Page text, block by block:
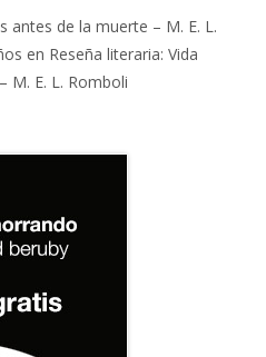
antes de la muerte – M. E. L.
en Reseña literaria: Vida
M. E. L. Romboli